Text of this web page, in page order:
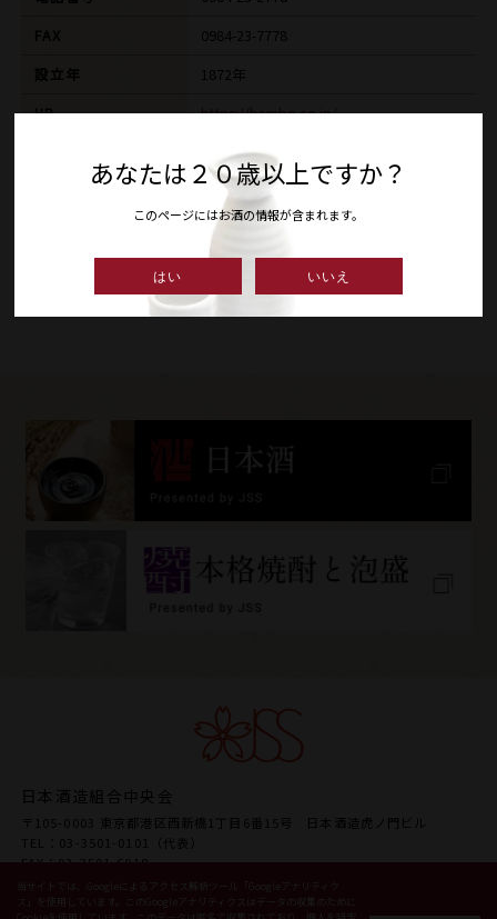
FAX
0984-23-7778
設立年
1872年
HP
https://hombo.co.jp/
日本酒造組合中央会
〒105-0003 東京都港区西新橋1丁目6番15号 日本酒造虎ノ門ビル
TEL：03-3501-0101（代表）
FAX：03-3501-6018
あなたは２０歳以上ですか？
このページにはお酒の情報が含まれます。
はい いいえ